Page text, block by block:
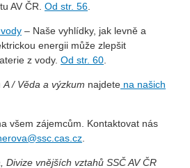
AV ČR. Od str. 56.
– Naše vyhlídky, jak levně a
energii může zlepšit
z vody. Od str. 60.
A / Věda a výzkum najdete na našich
všem zájemcům. Kontaktovat nás
.
Divize vnějších vztahů SSČ AV ČR